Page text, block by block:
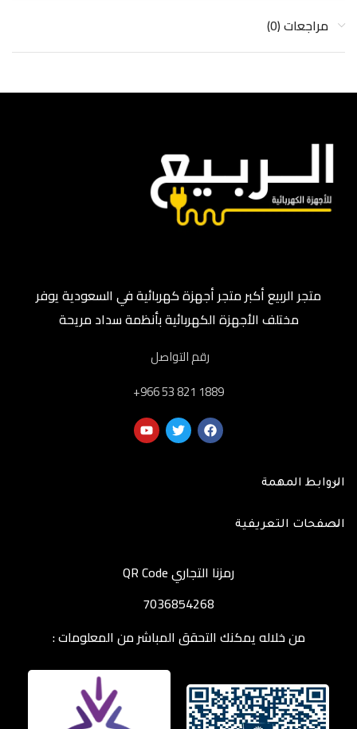
مراجعات (0)
متجر الربيع أكبر متجر أجهزة كهربائية في السعودية يوفر
مختلف الأجهزة الكهربائية بأنظمة سداد مريحة
رقم التواصل
‎+966 53 821 1889
الروابط المهمة
الصفحات التعريفية
رمزنا التجاري QR Code
7036854268
من خلاله يمكنك التحقق المباشر من المعلومات :